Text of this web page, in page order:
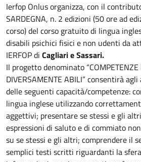
Ierfop Onlus organizza, con il
SARDEGNA, n. 2 edizioni (50 ore ad
corso) del corso gratuito di lingua
disabili psichici fisici e non udenti da
IERFOP di Cagliari e Sassari.
Il progetto denominato “COMPETENZE
DIVERSAMENTE ABILI” consentirà
delle seguenti capacità/competenze:
lingua inglese utilizzando
aggettivi; presentare se stessi e gli
espressioni di saluto e di commiato
su se stessi e gli altri; comprendere il
semplici testi scritti riguardanti la